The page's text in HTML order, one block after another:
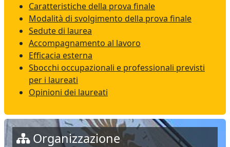
Caratteristiche della prova finale
Modalità di svolgimento della prova finale
Sedute di laurea
Accompagnamento al lavoro
Efficacia esterna
Sbocchi occupazionali e professionali previsti
per i laureati
Opinioni dei laureati
Organizzazione